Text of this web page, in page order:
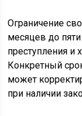
Ограничение
месяцев до
преступления и
Конкретный
может
при наличии